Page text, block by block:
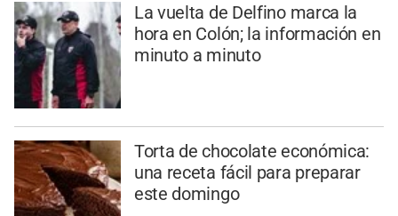
La vuelta de Delfino marca la
hora en Colón; la información en
minuto a minuto
Torta de chocolate económica:
una receta fácil para preparar
este domingo